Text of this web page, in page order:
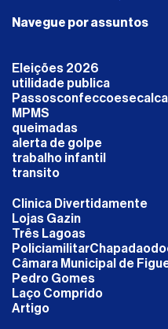
Navegue por assuntos
Eleições 2026
utilidade publica
MPMS
queimadas
alerta de golpe
trabalho infantil
transito
Clinica Divertidamente
Lojas Gazin
Três Lagoas
Câmara Municipal de
Pedro Gomes
Laço Comprido
Artigo